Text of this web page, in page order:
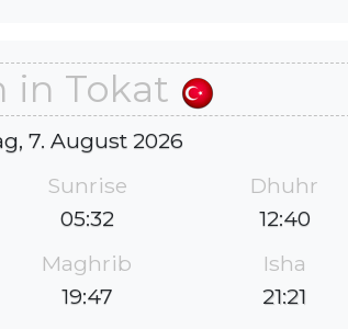
in Tokat
7. August 2026
Sunrise
05:32
Dhuhr
12:40
Maghrib
19:47
Isha
21:21